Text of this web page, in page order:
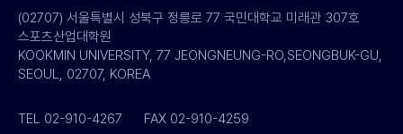
(02707) 서울특별시 성북구 정릉로 77 국민대학교 미래관 307호
스포츠산업대학원
KOOKMIN UNIVERSITY, 77 JEONGNEUNG-RO,SEONGBUK-GU,
SEOUL, 02707, KOREA
TEL 02-910-4267 FAX 02-910-4259